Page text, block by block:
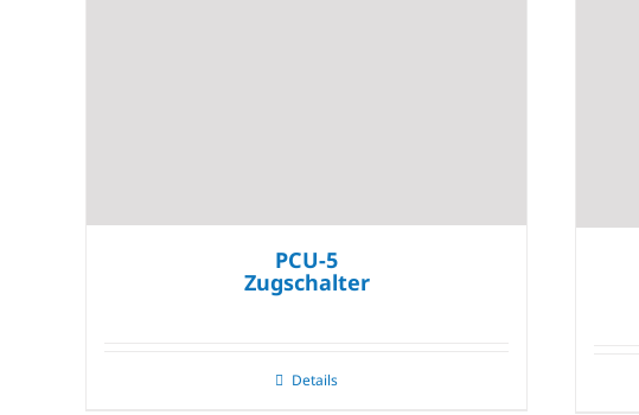
PCU-5
Zugschalter
Details